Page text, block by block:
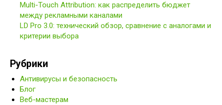
Multi-Touch Attribution: как распределить бюджет
между рекламными каналами
LD Pro 3.0: технический обзор, сравнение с аналогами и
критерии выбора
Рубрики
Антивирусы и безопасность
Блог
Веб-мастерам